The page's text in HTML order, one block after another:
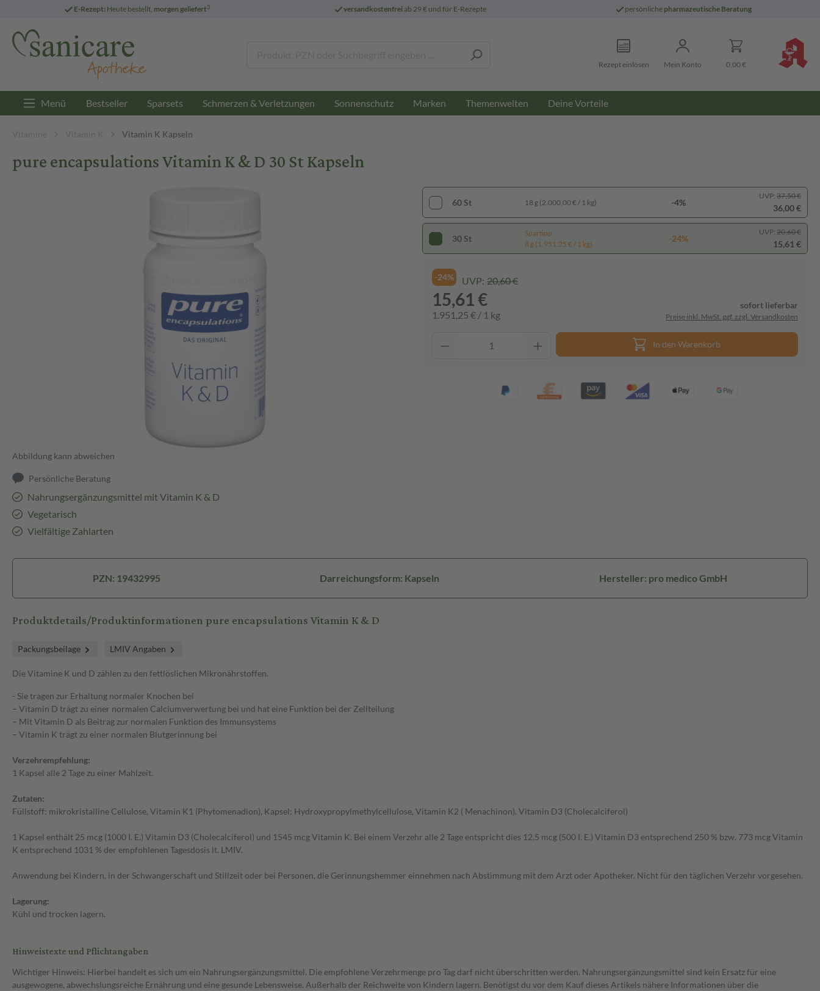
E-Rezept: Heute bestellt, morgen geliefert3 versandkostenfreiab 29 € und für E-Rezepte persönliche pharmazeutische Beratung
Rezept einlösen Mein Konto 0,00 €
Menü Bestseller Sparsets Schmerzen & Verletzungen Sonnenschutz Marken Themenwelten Deine Vorteile
Vitamine Vitamin K Vitamin K Kapseln
pure encapsulations Vitamin K & D 30 St Kapseln
Abbildung kann abweichen
Persönliche Beratung
Nahrungsergänzungsmittel mit Vitamin K & D
Vegetarisch
Vielfältige Zahlarten
60 St 18 g (2.000,00 € / 1 kg) -4%
UVP: 37,50 €
36,00 €
30 St
Spartipp
8 g (1.951,25 € / 1 kg)
-24%
UVP: 20,60 €
15,61 €
-24% UVP: 20,60 €
15,61 €
1.951,25 € / 1 kg
sofort lieferbar
Preise inkl. MwSt. ggf. zzgl. Versandkosten
In den Warenkorb
PZN: 19432995 Darreichungsform: Kapseln Hersteller: pro medico GmbH
Produktdetails/Produktinformationen pure encapsulations Vitamin K & D
Packungsbeilage LMIV Angaben
Die Vitamine K und D zählen zu den fettlöslichen Mikronährstoffen.
- Sie tragen zur Erhaltung normaler Knochen bei
– Vitamin D trägt zu einer normalen Calciumverwertung bei und hat eine Funktion bei der Zellteilung
– Mit Vitamin D als Beitrag zur normalen Funktion des Immunsystems
– Vitamin K trägt zu einer normalen Blutgerinnung bei
Verzehrempfehlung:
1 Kapsel alle 2 Tage zu einer Mahlzeit.
Zutaten:
Füllstoff: mikrokristalline Cellulose, Vitamin K1 (Phytomenadion), Kapsel: Hydroxypropylmethylcellulose, Vitamin K2 ( Menachinon), Vitamin D3 (Cholecalciferol)
1 Kapsel enthält 25 mcg (1000 I. E.) Vitamin D3 (Cholecalciferol) und 1545 mcg Vitamin K. Bei einem Verzehr alle 2 Tage entspricht dies 12,5 mcg (500 I. E.) Vitamin D3 entsprechend 250 % bzw. 773 mcg Vitamin
K entsprechend 1031 % der empfohlenen Tagesdosis lt. LMIV.
Anwendung bei Kindern, in der Schwangerschaft und Stillzeit oder bei Personen, die Gerinnungshemmer einnehmen nach Abstimmung mit dem Arzt oder Apotheker. Nicht für den täglichen Verzehr vorgesehen.
Lagerung:
Kühl und trocken lagern.
Hinweistexte und Pflichtangaben
Wichtiger Hinweis: Hierbei handelt es sich um ein Nahrungsergänzungsmittel. Die empfohlene Verzehrmenge pro Tag darf nicht überschritten werden. Nahrungsergänzungsmittel sind kein Ersatz für eine
ausgewogene, abwechslungsreiche Ernährung und eine gesunde Lebensweise. Außerhalb der Reichweite von Kindern lagern. Benötigst du vor dem Kauf dieses Artikels nähere Informationen über die